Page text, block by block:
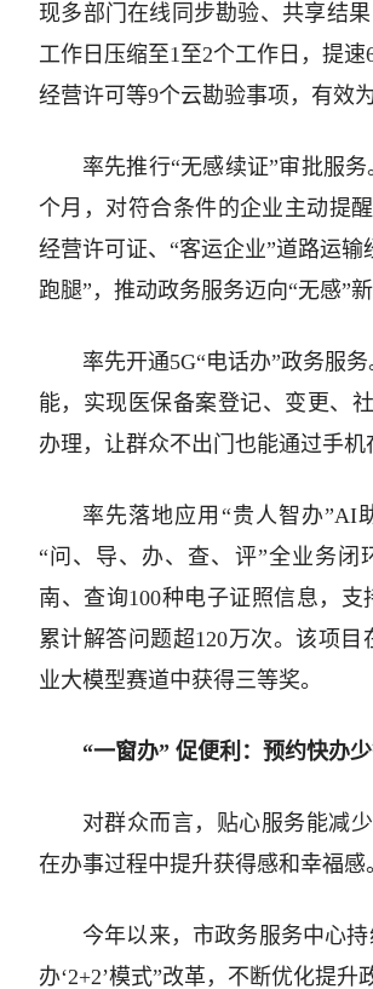
现多部门在线同步勘验、共享结
工作日压缩至1至2个工作日，提
经营许可等9个云勘验事项，有效
率先推行“无感续证”审批服
个月，对符合条件的企业主动提
经营许可证、“客运企业”道路运
跑腿”，推动政务服务迈向“无感”
率先开通5G“电话办”政务服
能，实现医保备案登记、变更、
办理，让群众不出门也能通过手机
率先落地应用“贵人智办”AI
“问、导、办、查、评”全业务闭
南、查询100种电子证照信息，
累计解答问题超120万次。该项目
业大模型赛道中获得三等奖。
“一窗办” 促便利：预约快办
对群众而言，贴心服务能减
在办事过程中提升获得感和幸福感
今年以来，市政务服务中心
办‘2+2’模式”改革，不断优化提